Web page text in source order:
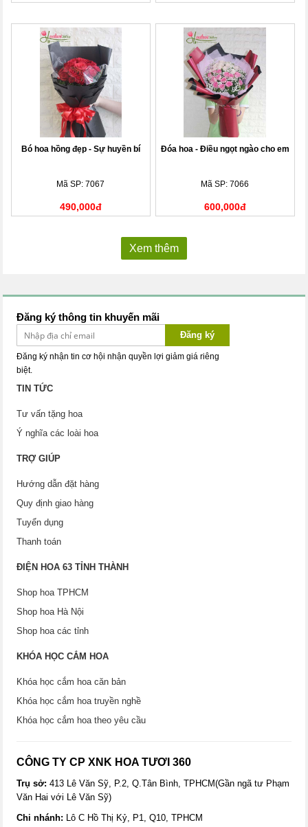
Bó hoa hồng đẹp - Sự huyền bí
Mã SP: 7067
490,000đ
Đóa hoa - Điều ngọt ngào cho em
Mã SP: 7066
600,000đ
Xem thêm
Đăng ký thông tin khuyến mãi
Đăng ký
Đăng ký nhận tin cơ hội nhận quyền lợi giảm giá riêng
biệt.
TIN TỨC
Tư vấn tặng hoa
Ý nghĩa các loài hoa
TRỢ GIÚP
Hướng dẫn đặt hàng
Quy định giao hàng
Tuyển dụng
Thanh toán
ĐIỆN HOA 63 TỈNH THÀNH
Shop hoa TPHCM
Shop hoa Hà Nội
Shop hoa các tỉnh
KHÓA HỌC CẮM HOA
Khóa học cắm hoa căn bản
Khóa học cắm hoa truyền nghề
Khóa học cắm hoa theo yêu cầu
CÔNG TY CP XNK HOA TƯƠI 360
Trụ sở:413 Lê Văn Sỹ, P.2, Q.Tân Bình, TPHCM(Gần ngã tư Phạm
Văn Hai với Lê Văn Sỹ)
Chi nhánh: Lô C Hồ Thị Kỷ, P1, Q10, TPHCM